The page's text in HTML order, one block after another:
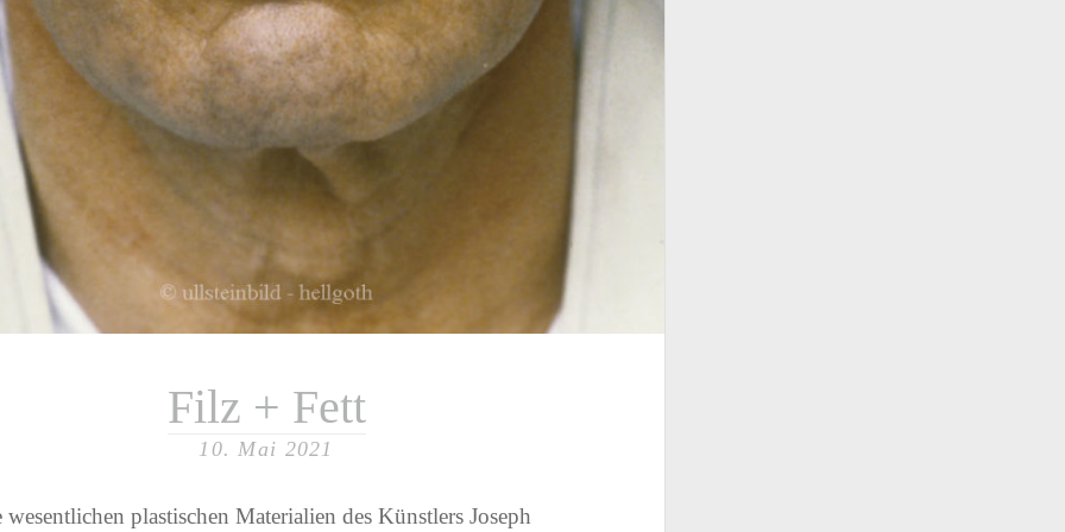
Filz + Fett
10. Mai 2021
wesentlichen plastischen Materialien des Künstlers Joseph